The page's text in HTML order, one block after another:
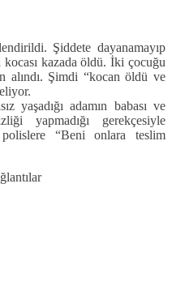
Şiddete dayanamayıp
kocası kazada öldü. İki çocuğu
alındı. Şimdi “kocan öldü ve
yaşadığı adamın babası ve
yapmadığı gerekçesiyle
“Beni onlara teslim